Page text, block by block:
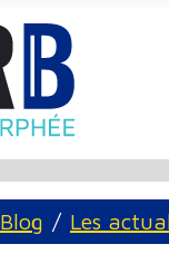
Blog Les